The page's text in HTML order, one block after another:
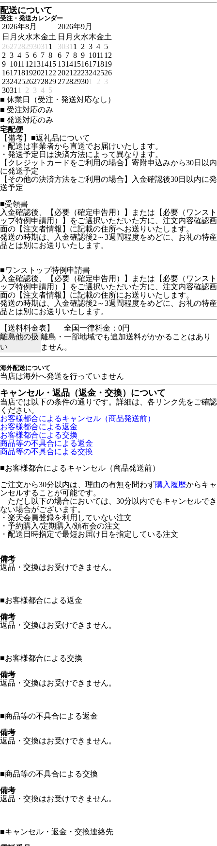
配送について
受注・発送カレンダー
2026年8月
日 月 火水木金土
262728293031 1
2 3 4 5 6 7 8
9 1011 12131415
161718192021 22
23242526272829
3031 1 2 3 4 5
2026年9月
日 月 火水木金土
3031 1 2 3 4 5
6 7 8 9 1011 12
13141516171819
2021 2223242526
272829301 2 3
■ 休業日（受注・発送対応なし）
■ 受注対応のみ
■ 発送対応のみ
宅配便
【備考】■返礼品について
・配送は事業者から直送でお届けいたします。
・発送予定日は決済方法によって異なります。
【クレジットカードをご利用の場合】寄附申込みから30日以内
に発送予定
【その他の決済方法をご利用の場合】入金確認後30日以内に発
送予定
■受領書
入金確認後、【必要（確定申告用）】または【必要（ワンスト
ップ特例申請用）】をご選択いただいた方に、注文内容確認画
面の【注文者情報】に記載の住所へお送りいたします。
発送の時期は、入金確認後2～3週間程度をめどに、お礼の特産
品とは別にお送りいたします。
■ワンストップ特例申請書
入金確認後、【必要（確定申告用）】または【必要（ワンスト
ップ特例申請用）】をご選択いただいた方に、注文内容確認画
面の【注文者情報】に記載の住所にお送りいたします。
発送の時期は、入金確認後2～3週間程度をめどに、お礼の特産
品とは別にお送りいたします。
【送料料金表】
全国一律料金：0円
離島他の扱
い
離島・一部地域でも追加送料がかかることはあり
ません。
海外配送について
当店は海外へ発送を行っていません
キャンセル・返品（返金・交換）について
当店では以下の条件の通りです。詳細は、各リンク先をご確認
ください。
お客様都合によるキャンセル（商品発送前）
お客様都合による返金
お客様都合による交換
商品等の不具合による返金
商品等の不具合による交換
■お客様都合によるキャンセル（商品発送前）
ご注文から30分以内は、理由の有無を問わず購入履歴からキャ
ンセルすることが可能です。
ただし以下の場合においては、30分以内でもキャンセルでき
ない場合がございます。
・楽天会員登録を利用していない注文
・予約購入/定期購入/頒布会の注文
・配送日時指定で最短お届け日を指定している注文
備考
返品・交換はお受けできません。
■お客様都合による返金
備考
返品・交換はお受けできません。
■お客様都合による交換
備考
返品・交換はお受けできません。
■商品等の不具合による返金
備考
返品・交換はお受けできません。
■商品等の不具合による交換
備考
返品・交換はお受けできません。
■キャンセル・返金・交換連絡先